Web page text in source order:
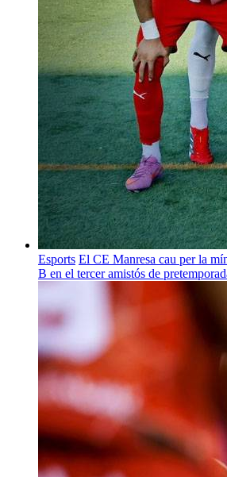
Esports El CE Manresa cau per la
B en el tercer amistós de